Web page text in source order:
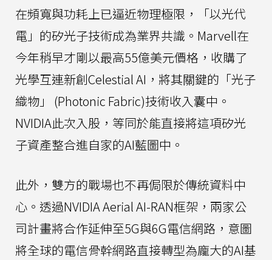
在頻寬與功耗上已逼近物理極限，「以光代
電」的矽光子技術成為業界共識。Marvell在
今年稍早才剛以最高55億美元價格，收購了
光學互連新創Celestial AI，將其關鍵的「光子
織物」 (Photonic Fabric)技術收入囊中。
NVIDIA此次入股，等同於能直接將這項矽光
子資產整合進自家的AI藍圖中。
此外，雙方的戰場也不再侷限於傳統資料中
心。透過NVIDIA Aerial AI-RAN框架，兩家公
司計畫將合作延伸至5G與6G電信網路，意圖
將全球的電信骨幹網路直接轉型為龐大的AI基